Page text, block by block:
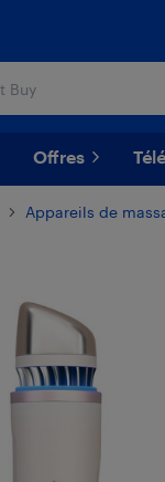
Offres
Appareils de